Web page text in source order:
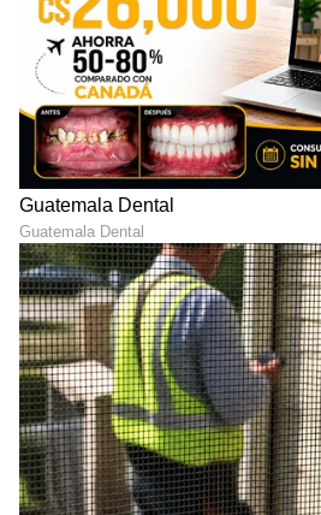
ರಾಜಾ ರಘುವಂಶಿ ಎಂಬುವವರ
ನೆನಪಿಸುವಂತಿದೆ. ಅಲ್ಲಿಯೂ ಸಹ
(Honeymoon) ಹೋದಾಗ
ಪ್ರಿಯಕರನೊಂದಿಗೆ ಸೇರಿ ಪತಿಯನ್ನು
ಕೊಂದಿದ್ದಳು. ಈಗ ಪುಣೆಯಲ್ಲೂ
ನಡೆದಿದೆ.
ಪ್ರಸ್ತುತ, ಪುಣೆ ಪೊಲೀಸರು
ಚೇತನ್ ಚೌಧರಿ ವಿರುದ್ಧ
(BNS) ಸೆಕ್ಷನ್ 103 (ಕೊಲೆ) ಮತ್ತು
ಪಿತೂರಿ) ಅಡಿಯಲ್ಲಿ ಮೊಕದ್ದಮೆ
ಆರೋಪಿಗಳನ್ನು ಬಂಧಿಸಲಾಗಿದ್ದು,
ಅವರನ್ನು 7 ದಿನಗಳ ಕಾಲ ಪೊಲೀಸ್